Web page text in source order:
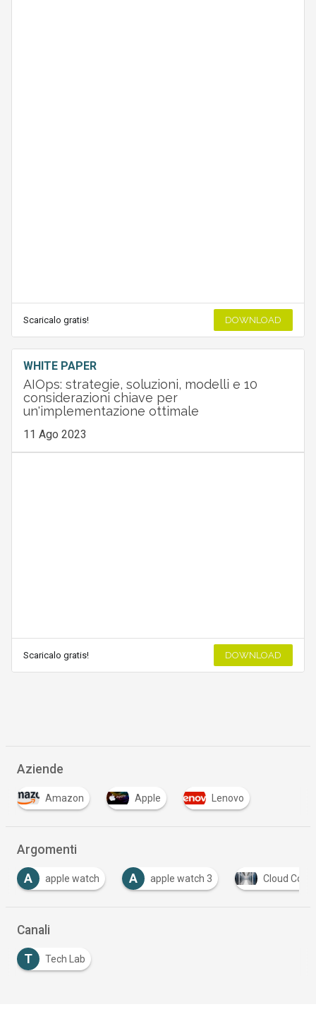
Scaricalo gratis! DOWNLOAD
WHITE PAPER
AIOps: strategie, soluzioni, modelli e 10
considerazioni chiave per
un'implementazione ottimale
11 Ago 2023
Scaricalo gratis! DOWNLOAD
Aziende
Amazon Apple Lenovo
Argomenti
A apple watch A apple watch 3 Cloud
Canali
T Tech Lab